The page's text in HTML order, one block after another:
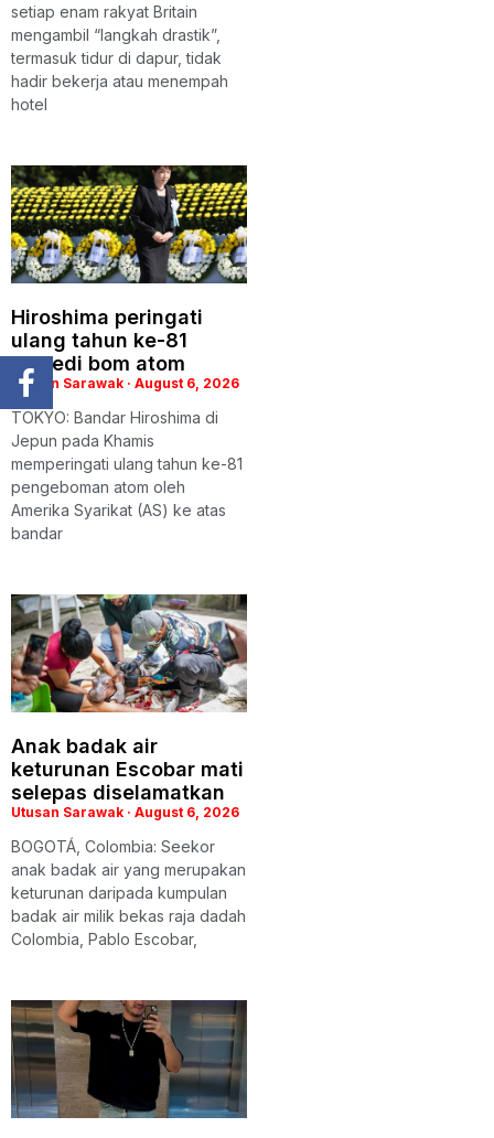
setiap enam rakyat Britain
mengambil “langkah drastik”,
termasuk tidur di dapur, tidak
hadir bekerja atau menempah
hotel
Hiroshima peringati
ulang tahun ke-81
tragedi bom atom
Utusan Sarawak August 6, 2026
TOKYO: Bandar Hiroshima di
Jepun pada Khamis
memperingati ulang tahun ke-81
pengeboman atom oleh
Amerika Syarikat (AS) ke atas
bandar
Anak badak air
keturunan Escobar mati
selepas diselamatkan
Utusan Sarawak August 6, 2026
BOGOTÁ, Colombia: Seekor
anak badak air yang merupakan
keturunan daripada kumpulan
badak air milik bekas raja dadah
Colombia, Pablo Escobar,